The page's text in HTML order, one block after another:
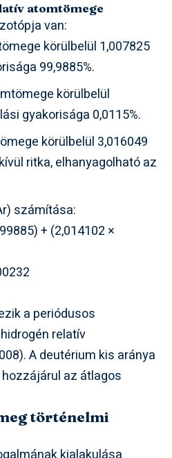
atomtömege
van:
körülbelül 1,007825
99,9885%.
körülbelül
gyakorisága 0,0115%.
körülbelül 3,016049
ritka, elhanyagolható az
számítása:
+ (2,014102 ×
a periódusos
relatív
A deutérium kis aránya
az átlagos
történelmi